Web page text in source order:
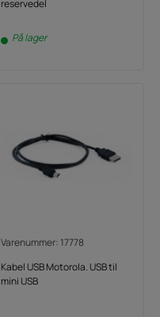
reservedel
På lager
Varenummer: 17778
Kabel USB Motorola. USB til
mini USB